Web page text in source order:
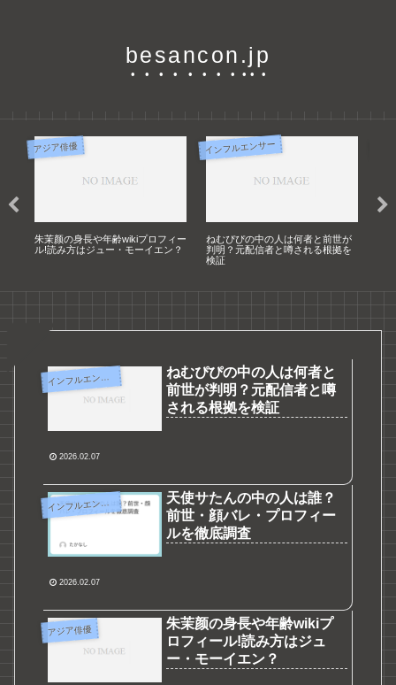
besancon.jp
アジア俳優
朱茉颜の身長や年齢wikiプロフィー
ル!読み方はジュー・モーイエン？
インフルエンサー
ねむぴぴの中の人は何者と前世が
判明？元配信者と噂される根拠を
検証
イ
ンフルエンサー
ねむぴぴの中の人は何者と
前世が判明？元配信者と噂
される根拠を検証
2026.02.07
イ
ンフルエンサー
天使サたんの中の人は誰？
前世・顔バレ・プロフィー
ルを徹底調査
2026.02.07
アジア俳優
朱茉颜の身長や年齢wikiプ
ロフィール!読み方はジュ
ー・モーイエン？